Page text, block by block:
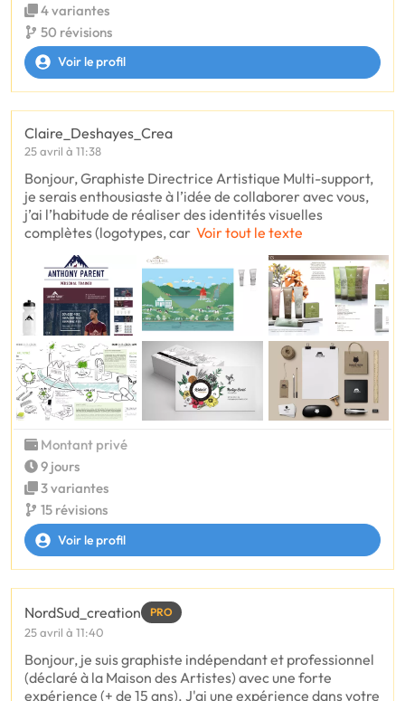
4 variantes
50 révisions
Voir le profil
Claire_Deshayes_Crea
25 avril à 11:38
Bonjour, Graphiste Directrice Artistique Multi-support,
je serais enthousiaste à l’idée de collaborer avec vous,
j’ai l’habitude de réaliser des identités visuelles
complètes (logotypes, car Voir tout le texte
Montant privé
9 jours
3 variantes
15 révisions
Voir le profil
NordSud_creation PRO
25 avril à 11:40
Bonjour, je suis graphiste indépendant et professionnel
(déclaré à la Maison des Artistes) avec une forte
expérience (+ de 15 ans). J'ai une expérience dans votre